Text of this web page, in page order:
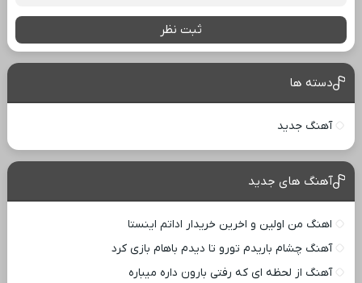
ثبت نظر
دسته ها
آهنگ جدید
آهنگ های جدید
اهنگ من اولین و اخرین خریدار اداتم اینستا
آهنگ چشام باریدم تورو تا دیدم باهام بازی کرد
آهنگ از لحظه ای که رفتی بارون داره میباره